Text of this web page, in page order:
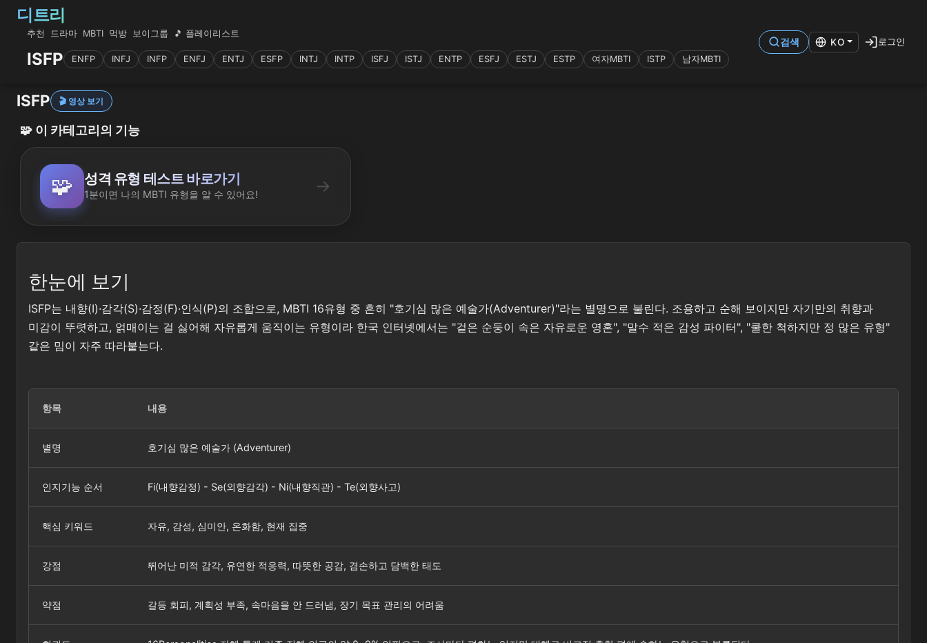
디트리
추천 드라마 MBTI 먹방 보이그룹 🎵 플레이리스트
ISFP ENFP INFJ INFP ENFJ ENTJ ESFP INTJ INTP ISFJ ISTJ ENTP ESFJ ESTJ ESTP 여자MBTI ISTP 남자MBTI
검색 KO 로그인
ISFP 🎬 영상 보기
🧩 이 카테고리의 기능
🧩 성격 유형 테스트 바로가기
1분이면 나의 MBTI 유형을 알 수 있어요! →
한눈에 보기
ISFP는 내향(I)·감각(S)·감정(F)·인식(P)의 조합으로, MBTI 16유형 중 흔히 "호기심 많은 예술가(Adventurer)"라는 별명으로 불린다. 조용하고 순해 보이지만 자기만의 취향과
미감이 뚜렷하고, 얽매이는 걸 싫어해 자유롭게 움직이는 유형이라 한국 인터넷에서는 "겉은 순둥이 속은 자유로운 영혼", "말수 적은 감성 파이터", "쿨한 척하지만 정 많은 유형"
같은 밈이 자주 따라붙는다.
항목 내용
별명 호기심 많은 예술가 (Adventurer)
인지기능 순서 Fi(내향감정) - Se(외향감각) - Ni(내향직관) - Te(외향사고)
핵심 키워드 자유, 감성, 심미안, 온화함, 현재 집중
강점 뛰어난 미적 감각, 유연한 적응력, 따뜻한 공감, 겸손하고 담백한 태도
약점 갈등 회피, 계획성 부족, 속마음을 안 드러냄, 장기 목표 관리의 어려움